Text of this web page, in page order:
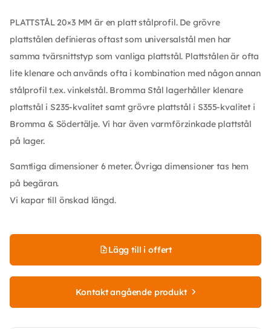
PLATTSTÅL 20×3 MM är en platt stålprofil. De grövre
plattstålen definieras oftast som universalstål men har
samma tvärsnittstyp som vanliga plattstål. Plattstålen är ofta
lite klenare och används ofta i kombination med någon annan
stålprofil t.ex. vinkelstål. Bromma Stål lagerhåller klenare
plattstål i S235-kvalitet samt grövre plattstål i S355-kvalitet i
Bromma & Södertälje. Vi har även varmförzinkade plattstål
på lager.
Samtliga dimensioner 6 meter. Övriga dimensioner tas hem
på begäran.
Vi kapar till önskad längd.
Lägg till i offert
Kontakt angående produkt